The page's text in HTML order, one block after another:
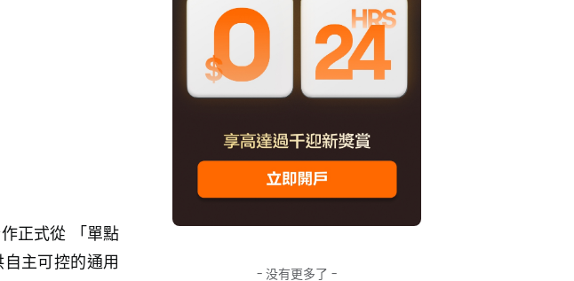
正式從 「單點
主可控的通用
- 没有更多了 -